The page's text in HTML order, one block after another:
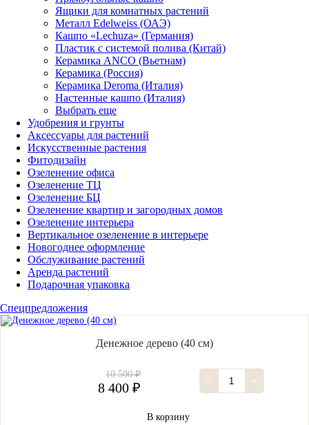
Ящики для комнатных растений
Металл Edelweiss (ОАЭ)
Кашпо «Lechuza» (Германия)
Пластик с системой полива (Китай)
Керамика ANCO (Вьетнам)
Керамика (Россия)
Керамика Deroma (Италия)
Настенные кашпо (Италия)
Выбрать еще
Удобрения и грунты
Аксессуары для растений
Искусственные растения
Фитодизайн
Озеленение офиса
Озеленение ТЦ
Озеленение БЦ
Озеленение квартир и загородных домов
Озеленение интерьера
Вертикальное озеленение в интерьере
Новогоднее оформление
Обслуживание растений
Аренда растений
Подарочная упаковка
Спецпредложения
Денежное дерево (40 cм)
10 500 ₽
8 400 ₽ - +
В корзину